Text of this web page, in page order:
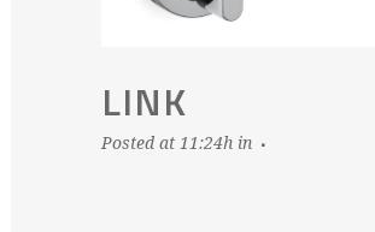
LINK
Posted at 11:24h in